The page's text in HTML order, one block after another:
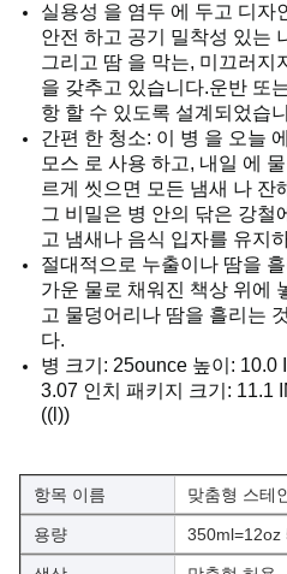
실용성 을 염두 에 두고 디자
안전 하고 공기 밀착성 있는
그리고 땀 을 막는, 미끄러지
을 갖추고 있습니다.운반 또
항 할 수 있도록 설계되었습
간편 한 청소: 이 병 을 오늘
모스 로 사용 하고, 내일 에
르게 씻으면 모든 냄새 나 잔
그 비밀은 병 안의 닦은 강철
고 냄새나 음식 입자를 유지
절대적으로 누출이나 땀을
가운 물로 채워진 책상 위에
고 물덩어리나 땀을 흘리는
다.
병 크기: 25ounce 높이: 10.0
3.07 인치 패키지 크기: 11.1
((l))
항목 이름 맞춤형 스테
용량 350ml=12oz